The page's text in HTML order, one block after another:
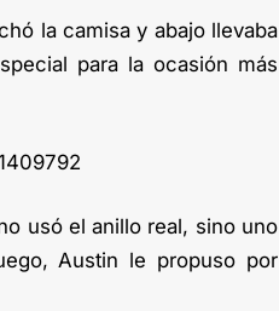
la camisa y abajo llevaba
para la ocasión más
usó el anillo real, sino uno
Austin le propuso por